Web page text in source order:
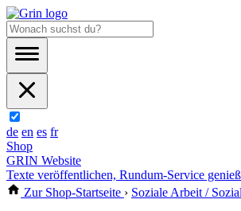
de en es fr
Shop
GRIN Website
Texte veröffentlichen, Rundum-Service
Zur Shop-Startseite › Soziale Arbeit /